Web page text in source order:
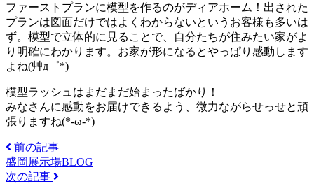
ファーストプランに模型を作るのがディアホーム！出された
プランは図面だけではよくわからないというお客様も多いは
ず。模型で立体的に見ることで、自分たちが住みたい家がよ
り明確にわかります。お家が形になるとやっぱり感動します
よね(艸д゜*)
模型ラッシュはまだまだ始まったばかり！
みなさんに感動をお届けできるよう、微力ながらせっせと頑
張りますね(*-ω-*)
前の記事
盛岡展示場BLOG
次の記事